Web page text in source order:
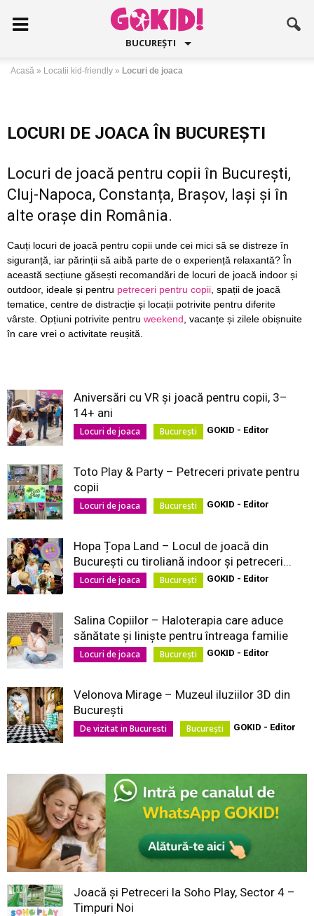
BUCUREȘTI
Acasă » Locatii kid-friendly » Locuri de joaca
LOCURI DE JOACA ÎN BUCUREȘTI
Locuri de joacă pentru copii în București,
Cluj-Napoca, Constanța, Brașov, Iași și în
alte orașe din România.
Cauți locuri de joacă pentru copii unde cei mici să se distreze în
siguranță, iar părinții să aibă parte de o experiență relaxantă? În
această secțiune găsești recomandări de locuri de joacă indoor și
outdoor, ideale și pentru petreceri pentru copii , spații de joacă
tematice, centre de distracție și locații potrivite pentru diferite
vârste. Opțiuni potrivite pentru weekend , vacanțe și zilele obișnuite
în care vrei o activitate reușită.
Aniversări cu VR și joacă pentru copii, 3–
14+ ani
Locuri de joaca București GOKID - Editor
Toto Play & Party – Petreceri private pentru
copii
Locuri de joaca București GOKID - Editor
Hopa Țopa Land – Locul de joacă din
București cu tiroliană indoor și petreceri...
Locuri de joaca București GOKID - Editor
Salina Copiilor – Haloterapia care aduce
sănătate și liniște pentru întreaga familie
Locuri de joaca București GOKID - Editor
Velonova Mirage – Muzeul iluziilor 3D din
București
De vizitat in Bucuresti București GOKID - Editor
Joacă și Petreceri la Soho Play, Sector 4 –
Timpuri Noi